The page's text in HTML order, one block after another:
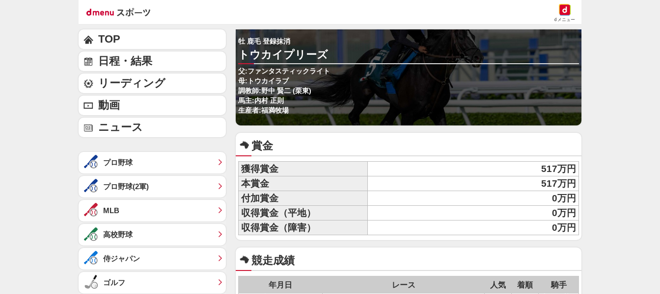
dメニュー
牡 鹿毛 登録抹消
トウカイプリーズ
父:ファンタスティックライト
母:トウカイラブ
調教師:野中 賢二 (栗東)
馬主:内村 正則
生産者:福満牧場
賞金
獲得賞金
517万円
本賞金
517万円
付加賞金
0万円
収得賞金（平地）
0万円
収得賞金（障害）
0万円
競走成績
年月日 レース 人気 着順 騎手
TOP
日程・結果
リーディング
動画
ニュース
プロ野球
プロ野球(2軍)
MLB
高校野球
侍ジャパン
ゴルフ